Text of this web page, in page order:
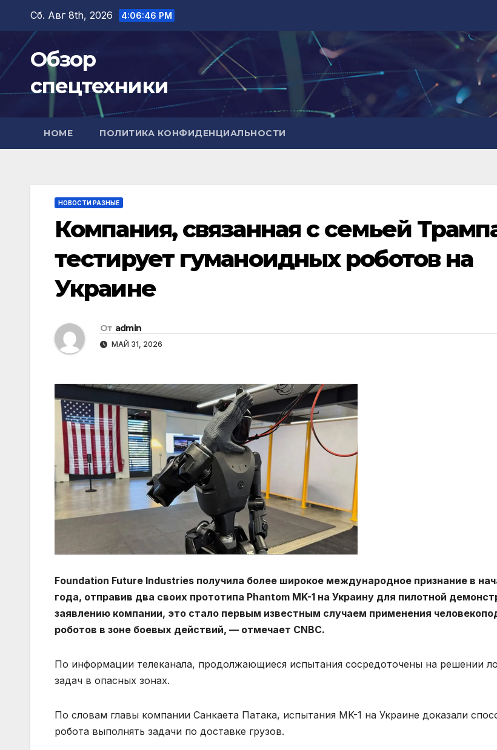
Перейти
содержимому
Сб. Авг 8th, 2026 4:06:47 PM
Обзор
спецтехники
HOME ПОЛИТИКА КОНФИДЕНЦИАЛЬНОСТИ
НОВОСТИ РАЗНЫЕ
Компания, связанная с семьей
тестирует гуманоидных роботов на
Украине
От admin
МАЙ 31, 2026
Foundation Future Industries получила более широкое международное признание в
года, отправив два своих прототипа Phantom MK-1 на Украину для пилотной
заявлению компании, это стало первым известным случаем применения
роботов в зоне боевых действий, — отмечает CNBC.
По информации телеканала, продолжающиеся испытания сосредоточены на решении
задач в опасных зонах.
По словам главы компании Санкаета Патака, испытания MK-1 на Украине доказали
робота выполнять задачи по доставке грузов.